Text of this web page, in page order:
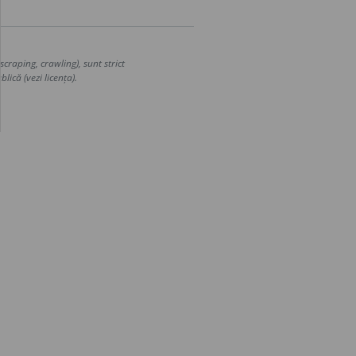
crawling), sunt strict
(vezi licența).